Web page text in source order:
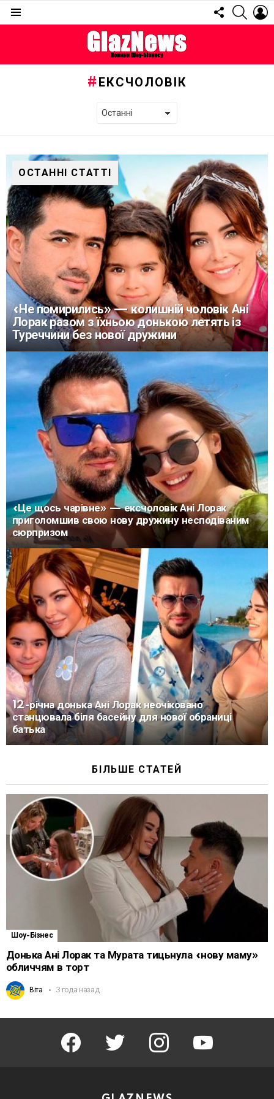
FOLLOW
US
ЕКСЧОЛОВІК
ОСТАННІ СТАТТІ
«Не помирились» — колишній чоловік Ані
Лорак разом з їхньою донькою летять із
Туреччини без нової дружини
«Це щось чарівне» — ексчоловік Ані Лорак
приголомшив свою нову дружину несподіваним
сюрпризом
12-річна донька Ані Лорак неочіковано
станцювала біля басейну для нової обраниці
батька
БІЛЬШЕ СТАТЕЙ
Шоу-Бізнес
Донька Ані Лорак та Мурата тицьнула «нову маму»
обличчям в торт
Віта 3 года назад
facebook twitter instagram youtube